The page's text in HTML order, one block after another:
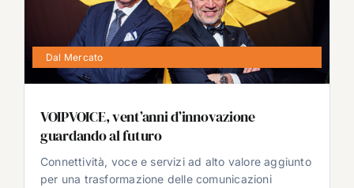
Dal Mercato
VOIPVOICE, vent’anni d’innovazione
guardando al futuro
Connettività, voce e servizi ad alto valore aggiunto
per una trasformazione delle comunicazioni